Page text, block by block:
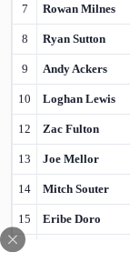
7 Rowan Milnes
8 Ryan Sutton
9 Andy Ackers
10 Loghan Lewis
12 Zac Fulton
13 Joe Mellor
14 Mitch Souter
15 Eribe Doro
17